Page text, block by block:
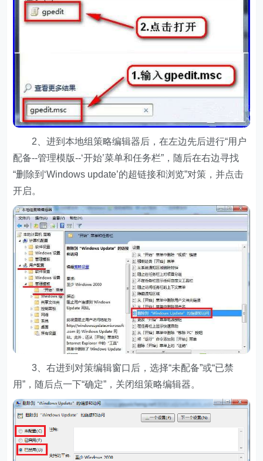
2、进到本地组策略编辑器后，在左边先后进行“用户
配备--管理模版--‘开始’菜单和任务栏”，随后在右边寻找
“删除到‘Windows update’的超链接和浏览”对策，并点击
开启。
3、右进到对策编辑窗口后，选择“未配备”或“已禁
用”，随后点一下“确定”，关闭组策略编辑器。